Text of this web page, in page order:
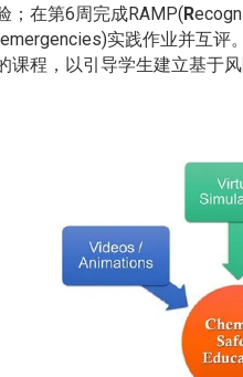
；在第6周完成RAMP(R
实践作业并互评
课程，以引导学生建立基于